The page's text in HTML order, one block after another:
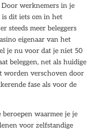
werknemers in je
dit iets om in het
steeds meer beleggers
eigenaar van het
je nu voor dat je niet 50
beleggen, net als huidige
worden verschoven door
fase als voor de
waarmee je je
voor zelfstandige